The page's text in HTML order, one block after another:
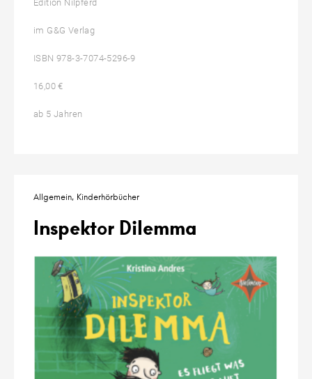
Edition Nilpferd
im G&G Verlag
ISBN 978-3-7074-5296-9
16,00 €
ab 5 Jahren
Allgemein Kinderhörbücher
Inspektor Dilemma